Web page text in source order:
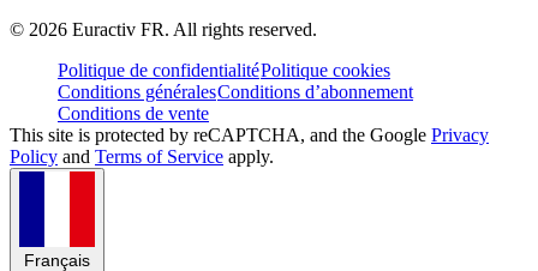
© 2026 Euractiv FR. All rights reserved.
Politique de confidentialitéPolitique cookies
Conditions généralesConditions d’abonnement
Conditions de vente
This site is protected by reCAPTCHA, and the Google Privacy
Policy and Terms of Service apply.
Français